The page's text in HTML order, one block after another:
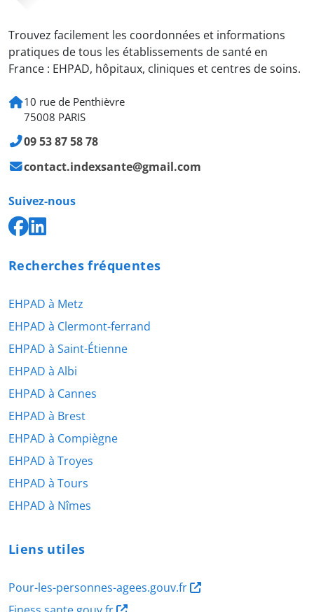
Trouvez facilement les coordonnées et informations
pratiques de tous les établissements de santé en
France : EHPAD, hôpitaux, cliniques et centres de soins.
10 rue de Penthièvre
75008 PARIS
09 53 87 58 78
contact.indexsante@gmail.com
Suivez-nous
Recherches fréquentes
EHPAD à Metz
EHPAD à Clermont-ferrand
EHPAD à Saint-Étienne
EHPAD à Albi
EHPAD à Cannes
EHPAD à Brest
EHPAD à Compiègne
EHPAD à Troyes
EHPAD à Tours
EHPAD à Nîmes
Liens utiles
Pour-les-personnes-agees.gouv.fr